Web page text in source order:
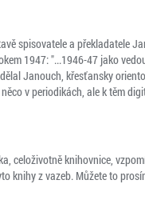
spisovatele a překladatele
1947: "...1946-47 jako
Janouch, křesťansky
v periodikách, ale k těm
celoživotně knihovnice,
knihy z vazeb. Můžete to